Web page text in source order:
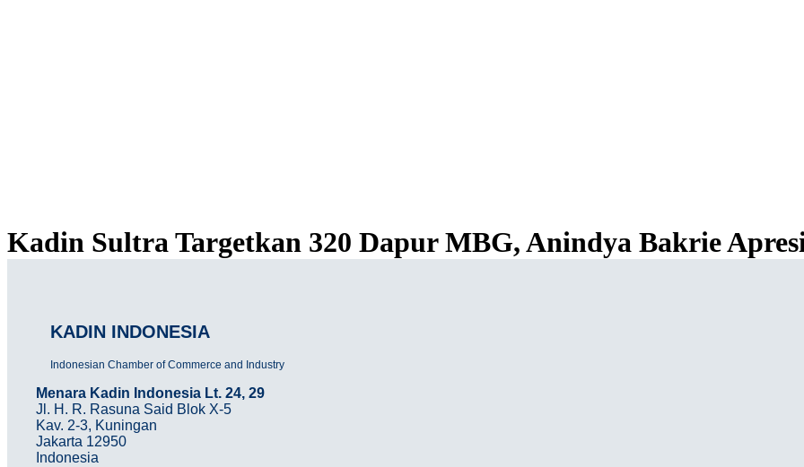
Kadin Sultra Targetkan 320 Dapur MBG, Anindya Bakrie
KADIN INDONESIA
Indonesian Chamber of Commerce and Industry
Menara Kadin Indonesia Lt. 24, 29
Jl. H. R. Rasuna Said Blok X-5
Kav. 2-3, Kuningan
Jakarta 12950
Indonesia